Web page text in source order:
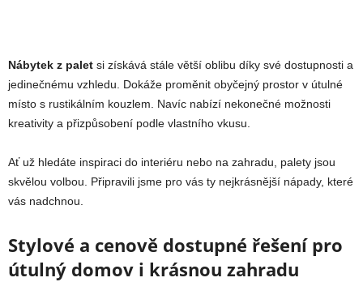
Nábytek z palet si získává stále větší oblibu díky své dostupnosti a
jedinečnému vzhledu. Dokáže proměnit obyčejný prostor v útulné
místo s rustikálním kouzlem. Navíc nabízí nekonečné možnosti
kreativity a přizpůsobení podle vlastního vkusu.
Ať už hledáte inspiraci do interiéru nebo na zahradu, palety jsou
skvělou volbou. Připravili jsme pro vás ty nejkrásnější nápady, které
vás nadchnou.
Stylové a cenově dostupné řešení pro
útulný domov i krásnou zahradu